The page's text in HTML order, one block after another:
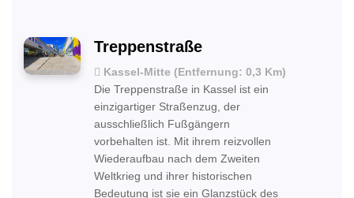
Treppenstraße
Kassel-Mitte (Entfernung: 0,3 Km)
Die Treppenstraße in Kassel ist ein
einzigartiger Straßenzug, der
ausschließlich Fußgängern
vorbehalten ist. Mit ihrem reizvollen
Wiederaufbau nach dem Zweiten
Weltkrieg und ihrer historischen
Bedeutung ist sie ein Glanzstück des